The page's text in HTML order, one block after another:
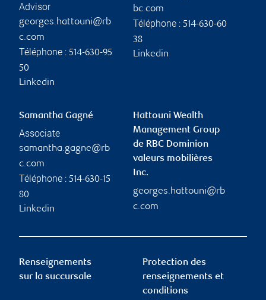
Advisor
georges.hattouni@rb
c.com
Téléphone : 514-630-95
50
Linkedin
bc.com
Téléphone : 514-630-60
38
Linkedin
Samantha Gagné
Associate
samantha.gagne@rb
c.com
Téléphone : 514-630-15
80
Linkedin
Hattouni Wealth
Management Group
de RBC Dominion
valeurs mobilières
Inc.
georges.hattouni@rb
c.com
Renseignements
sur la succursale
Protection des
renseignements et
conditions